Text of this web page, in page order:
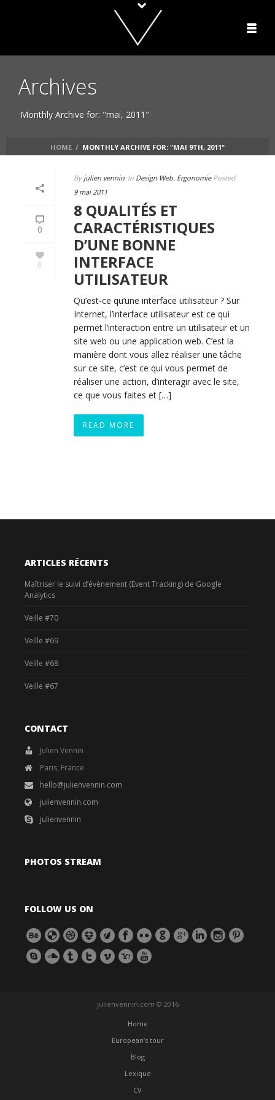
Archives
Monthly Archive for: "mai, 2011"
HOME / MONTHLY ARCHIVE FOR: "MAI 9TH, 2011"
0
0
By julien vennin In Design Web, ErgonomiePosted
9 mai 2011
8 QUALITÉS ET
CARACTÉRISTIQUES
D’UNE BONNE
INTERFACE
UTILISATEUR
Qu’est-ce qu’une interface utilisateur ? Sur
Internet, l’interface utilisateur est ce qui
permet l’interaction entre un utilisateur et un
site web ou une application web. C’est la
manière dont vous allez réaliser une tâche
sur ce site, c’est ce qui vous permet de
réaliser une action, d’interagir avec le site,
ce que vous faites et […]
READ MORE
ARTICLES RÉCENTS
Maîtriser le suivi d’évènement (Event Tracking) de Google
Analytics
Veille #70
Veille #69
Veille #68
Veille #67
CONTACT
Julien Vennin
Paris, France
hello@julienvennin.com
julienvennin.com
julienvennin
PHOTOS STREAM
FOLLOW US ON
julienvennin.com © 2016
Home
European’s tour
Blog
Lexique
CV